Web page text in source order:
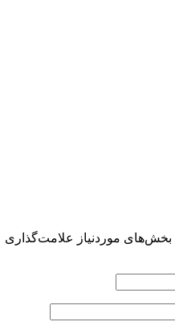
بخش‌های موردنیاز علامت‌گذاری